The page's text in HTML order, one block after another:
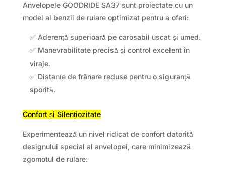
Anvelopele GOODRIDE SA37 sunt proiectate cu un
model al benzii de rulare optimizat pentru a oferi:
✅ Aderență superioară pe carosabil uscat și umed.
✅ Manevrabilitate precisă și control excelent în
viraje.
✅ Distanțe de frânare reduse pentru o siguranță
sporită.
Confort și Silențiozitate
Experimentează un nivel ridicat de confort datorită
designului special al anvelopei, care minimizează
zgomotul de rulare: